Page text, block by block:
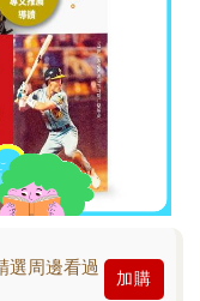
選周邊看過
加購